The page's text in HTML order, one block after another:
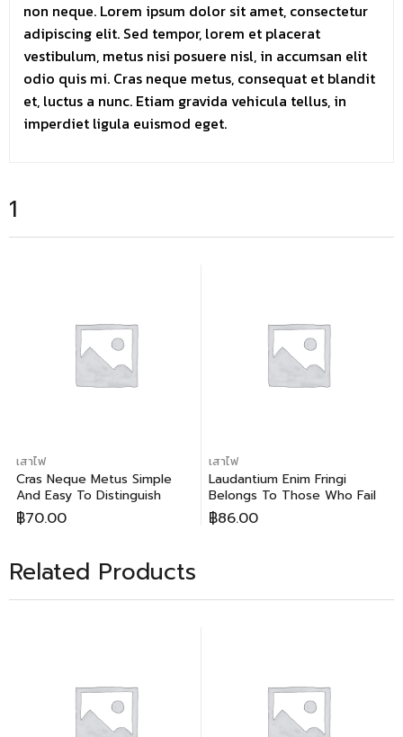
non neque. Lorem ipsum dolor sit amet, consectetur
adipiscing elit. Sed tempor, lorem et placerat
vestibulum, metus nisi posuere nisl, in accumsan elit
odio quis mi. Cras neque metus, consequat et blandit
et, luctus a nunc. Etiam gravida vehicula tellus, in
imperdiet ligula euismod eget.
1
เสาไฟ
Cras Neque Metus Simple
And Easy To Distinguish
฿70.00
เสาไฟ
Laudantium Enim Fringi
Belongs To Those Who Fail
฿86.00
Related Products